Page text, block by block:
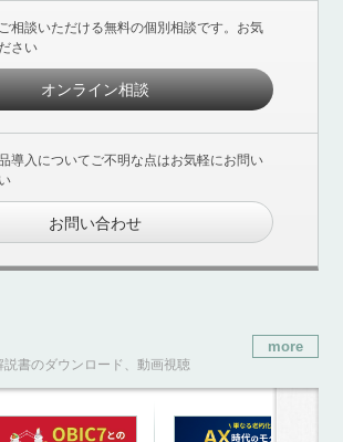
相談いただける無料の個別相談です。お気
さい
オンライン相談
導入についてご不明な点はお気軽にお問い
お問い合わせ
書のダウンロード、動画視聴
more